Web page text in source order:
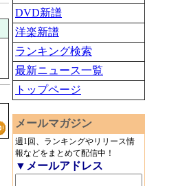
DVD新譜
洋楽新譜
ランキング検索
最新ニュース一覧
トップページ
メールマガジン
週1回、ランキングやリリース情
報などをまとめて配信中！
▼メールアドレス